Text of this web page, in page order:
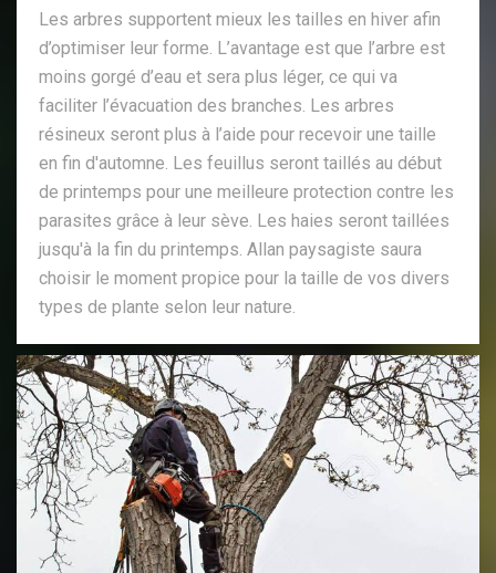
Les arbres supportent mieux les tailles en hiver afin
d’optimiser leur forme. L’avantage est que l’arbre est
moins gorgé d’eau et sera plus léger, ce qui va
faciliter l’évacuation des branches. Les arbres
résineux seront plus à l’aide pour recevoir une taille
en fin d'automne. Les feuillus seront taillés au début
de printemps pour une meilleure protection contre les
parasites grâce à leur sève. Les haies seront taillées
jusqu'à la fin du printemps. Allan paysagiste saura
choisir le moment propice pour la taille de vos divers
types de plante selon leur nature.